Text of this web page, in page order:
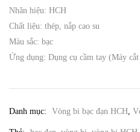
Nhãn hiệu: HCH
Chất liệu: thép, nắp cao su
Màu sắc: bạc
Ứng dụng: Dụng cụ cầm tay (Máy
Danh mục: Vòng bi bạc đạn HCH